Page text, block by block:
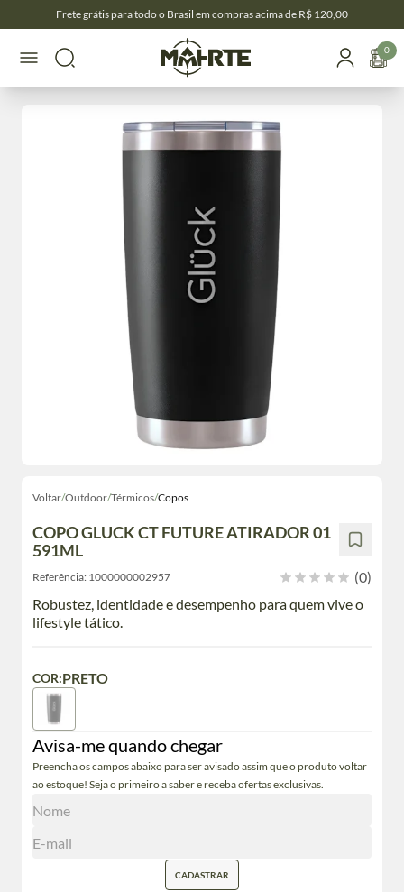
Frete grátis para todo o Brasil em compras acima de R$ 120,00
0
Voltar/Outdoor/Térmicos/Copos
COPO GLUCK CT FUTURE ATIRADOR 01
591ML
Referência: 1000000002957
(0)
Robustez, identidade e desempenho para quem vive o
lifestyle tático.
COR:PRETO
Avisa-me quando chegar
Preencha os campos abaixo para ser avisado assim que o produto voltar
ao estoque! Seja o primeiro a saber e receba ofertas exclusivas.
CADASTRAR